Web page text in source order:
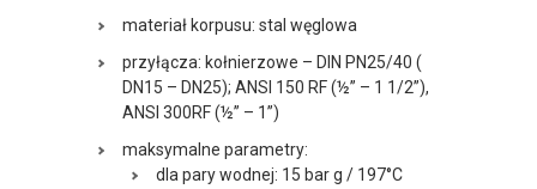
materiał korpusu: stal węglowa
przyłącza: kołnierzowe – DIN PN25/40 (
DN15 – DN25); ANSI 150 RF (½” – 1 1/2”),
ANSI 300RF (½” – 1”)
maksymalne parametry:
dla pary wodnej: 15 bar g / 197°C